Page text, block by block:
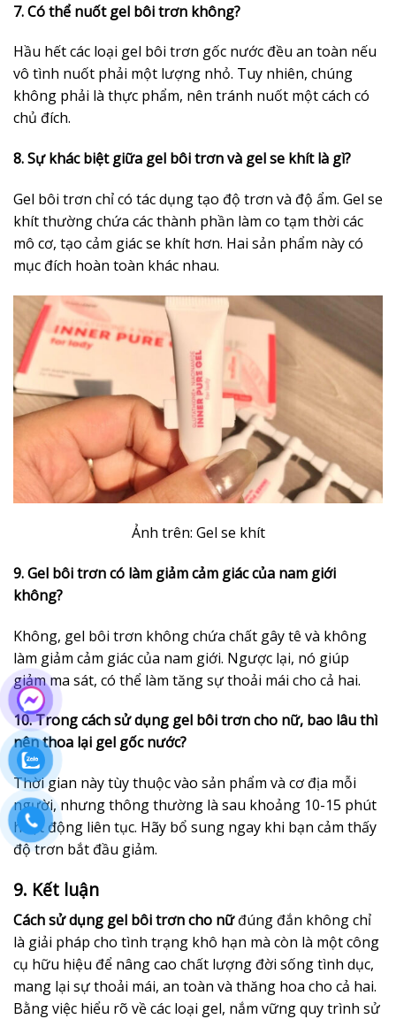
7. Có thể nuốt gel bôi trơn không?
Hầu hết các loại gel bôi trơn gốc nước đều an toàn nếu
vô tình nuốt phải một lượng nhỏ. Tuy nhiên, chúng
không phải là thực phẩm, nên tránh nuốt một cách có
chủ đích.
8. Sự khác biệt giữa gel bôi trơn và gel se khít là gì?
Gel bôi trơn chỉ có tác dụng tạo độ trơn và độ ẩm. Gel se
khít thường chứa các thành phần làm co tạm thời các
mô cơ, tạo cảm giác se khít hơn. Hai sản phẩm này có
mục đích hoàn toàn khác nhau.
Ảnh trên: Gel se khít
9. Gel bôi trơn có làm giảm cảm giác của nam giới
không?
Không, gel bôi trơn không chứa chất gây tê và không
làm giảm cảm giác của nam giới. Ngược lại, nó giúp
giảm ma sát, có thể làm tăng sự thoải mái cho cả hai.
10. Trong cách sử dụng gel bôi trơn cho nữ, bao lâu thì
nên thoa lại gel gốc nước?
Thời gian này tùy thuộc vào sản phẩm và cơ địa mỗi
người, nhưng thông thường là sau khoảng 10-15 phút
hoạt động liên tục. Hãy bổ sung ngay khi bạn cảm thấy
độ trơn bắt đầu giảm.
9. Kết luận
Cách sử dụng gel bôi trơn cho nữđúng đắn không chỉ
là giải pháp cho tình trạng khô hạn mà còn là một công
cụ hữu hiệu để nâng cao chất lượng đời sống tình dục,
mang lại sự thoải mái, an toàn và thăng hoa cho cả hai.
Bằng việc hiểu rõ về các loại gel, nắm vững quy trình sử